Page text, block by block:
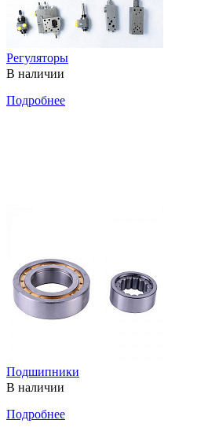
Регуляторы
В наличии
Подробнее
Подшипники
В наличии
Подробнее